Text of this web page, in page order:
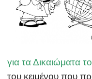
για τα Δικαιώματα
του κειμένου που